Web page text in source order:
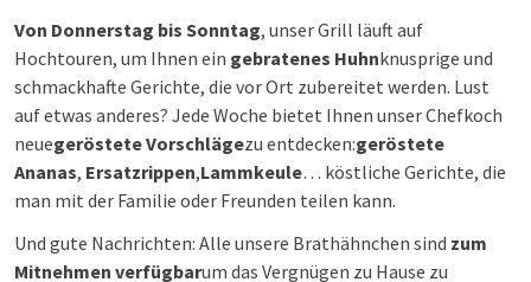
Von Donnerstag bis Sonntag, unser Grill läuft auf
Hochtouren, um Ihnen ein gebratenes Huhnknusprige und
schmackhafte Gerichte, die vor Ort zubereitet werden. Lust
auf etwas anderes? Jede Woche bietet Ihnen unser Chefkoch
neuegeröstete Vorschlägezu entdecken:geröstete
Ananas, Ersatzrippen,Lammkeule… köstliche Gerichte, die
man mit der Familie oder Freunden teilen kann.
Und gute Nachrichten: Alle unsere Brathähnchen sind zum
Mitnehmen verfügbarum das Vergnügen zu Hause zu